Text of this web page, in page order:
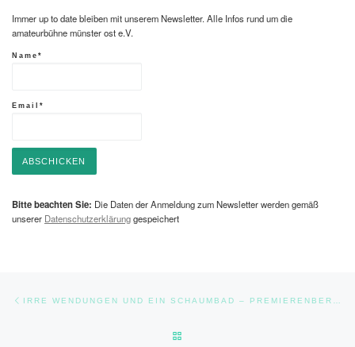
Immer up to date bleiben mit unserem Newsletter. Alle Infos rund um die
amateurbühne münster ost e.V.
Name*
Email*
Bitte beachten Sie: Die Daten der Anmeldung zum Newsletter werden gemäß
unserer Datenschutzerklärunggespeichert
Beitragsnavigation